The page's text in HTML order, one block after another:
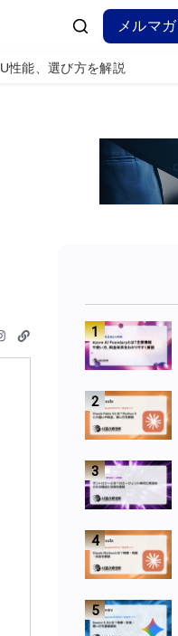
メルマガ
性能、選び方を解説